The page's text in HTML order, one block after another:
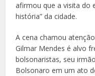
afirmou que a visita do
história” da cidade.
A cena chamou
Gilmar Mendes é alvo
bolsonaristas, seu
Bolsonaro em um ato